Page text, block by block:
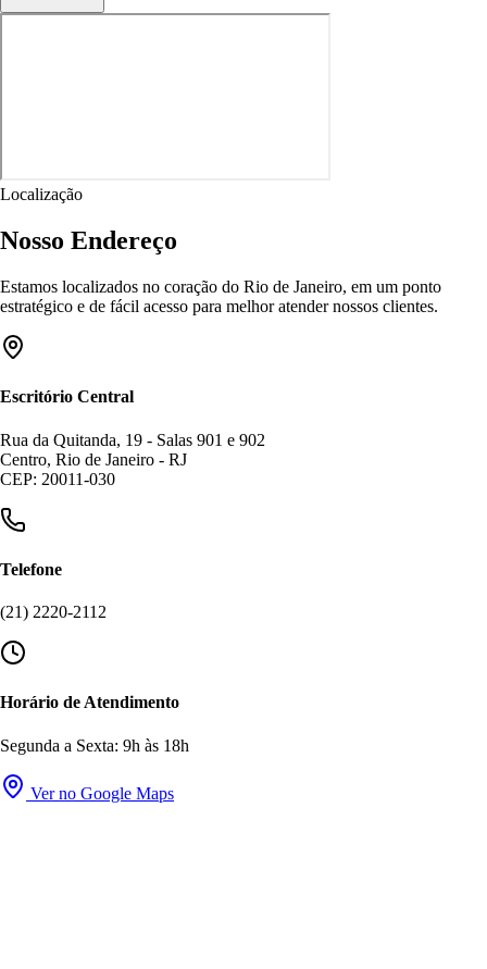
Localização
Nosso Endereço
Estamos localizados no coração do Rio de Janeiro, em um ponto
estratégico e de fácil acesso para melhor atender nossos clientes.
Escritório Central
Rua da Quitanda, 19 - Salas 901 e 902
Centro, Rio de Janeiro - RJ
CEP: 20011-030
Telefone
(21) 2220-2112
Horário de Atendimento
Segunda a Sexta: 9h às 18h
Ver no Google Maps